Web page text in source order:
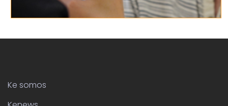
Ke somos